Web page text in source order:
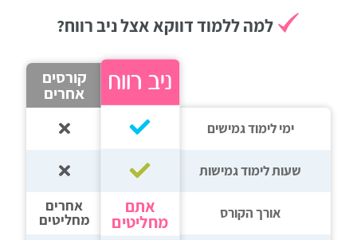
למה ללמוד דווקא אצל ניב רווח?
ימי לימוד גמישים
שעות לימוד גמישות
אורך הקורס אתם
מחליטים
קורסים
אחרים
אחרים
מחליטים